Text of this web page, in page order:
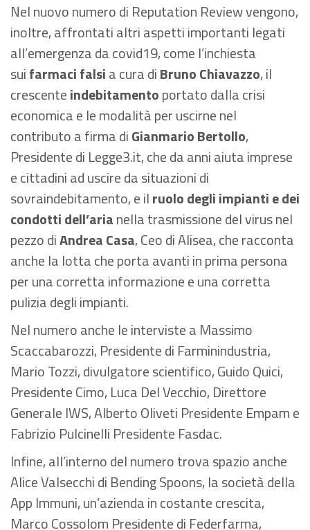
Nel nuovo numero di Reputation Review vengono,
inoltre, affrontati altri aspetti importanti legati
all’emergenza da covid19, come l’inchiesta
suifarmaci falsia cura diBruno Chiavazzo, il
crescenteindebitamentoportato dalla crisi
economica e le modalità per uscirne nel
contributo a firma diGianmario Bertollo,
Presidente di Legge3.it, che da anni aiuta imprese
e cittadini ad uscire da situazioni di
sovraindebitamento, e ilruolo degli impianti edei
condotti dell’arianella trasmissione del virus nel
pezzo diAndrea Casa, Ceo di Alisea, che racconta
anche la lotta che porta avanti in prima persona
per una corretta informazione e una corretta
pulizia degli impianti.
Nel numero anche le interviste a Massimo
Scaccabarozzi, Presidente di Farminindustria,
Mario Tozzi, divulgatore scientifico, Guido Quici,
Presidente Cimo, Luca Del Vecchio, Direttore
Generale IWS, Alberto Oliveti Presidente Empam e
Fabrizio Pulcinelli Presidente Fasdac.
Infine, all’interno del numero trova spazio anche
Alice Valsecchi di Bending Spoons, la società della
App Immuni, un’azienda in costante crescita,
Marco Cossolom Presidente di Federfarma,